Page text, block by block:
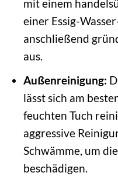
mit einem
einer Essig-
anschließend
aus.
Außenreinigung:
lässt sich am
feuchten Tuch
aggressive
Schwämme, um
beschädigen.